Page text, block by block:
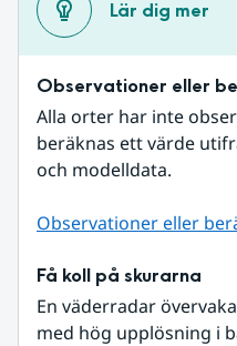
Lär dig mer
Observationer eller
Alla orter har inte
beräknas ett värde
och modelldata.
Observationer eller
Få koll på skurarna
En väderradar
med hög upplösning i